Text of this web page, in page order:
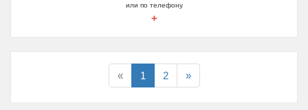
или по телефону
+
« 1 2 »